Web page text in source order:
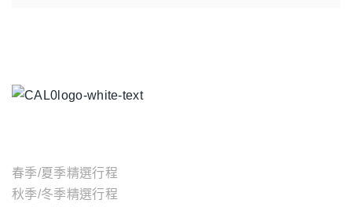
春季/夏季精選行程
秋季/冬季精選行程